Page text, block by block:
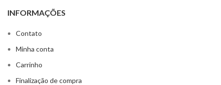
INFORMAÇÕES
Contato
Minha conta
Carrinho
Finalização de compra